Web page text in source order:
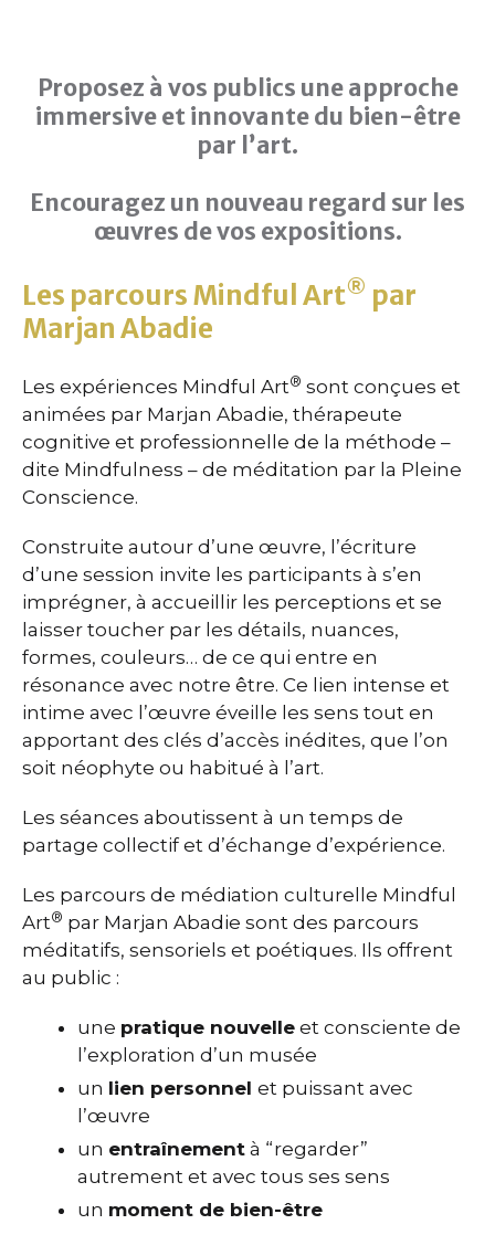
Proposez à vos publics une approche
immersive et innovante du bien-être
par l’art.
Encouragez un nouveau regard sur les
œuvres de vos expositions.
Les parcours Mindful Art® par
Marjan Abadie
Les expériences Mindful Art® sont conçues et
animées par Marjan Abadie, thérapeute
cognitive et professionnelle de la méthode –
dite Mindfulness – de méditation par la Pleine
Conscience.
Construite autour d’une œuvre, l’écriture
d’une session invite les participants à s’en
imprégner, à accueillir les perceptions et se
laisser toucher par les détails, nuances,
formes, couleurs… de ce qui entre en
résonance avec notre être. Ce lien intense et
intime avec l’œuvre éveille les sens tout en
apportant des clés d’accès inédites, que l’on
soit néophyte ou habitué à l’art.
Les séances aboutissent à un temps de
partage collectif et d’échange d’expérience.
Les parcours de médiation culturelle Mindful
Art® par Marjan Abadie sont des parcours
méditatifs, sensoriels et poétiques. Ils offrent
au public :
une pratique nouvelle et consciente de
l’exploration d’un musée
un lien personnel et puissant avec
l’œuvre
un entraînement à “regarder”
autrement et avec tous ses sens
un moment de bien-être